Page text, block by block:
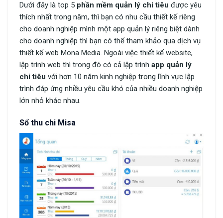
Dưới đây là top 5 phần mềm quản lý chi tiêu được yêu
thích nhất trong năm, thì bạn có nhu cầu thiết kế riêng
cho doanh nghiệp mình một app quản lý riêng biệt dành
cho doanh nghiệp thì bạn có thể tham khảo qua dịch vụ
thiết kế web Mona Media. Ngoài việc thiết kế website,
lập trình web thì trong đó có cả lập trình app quản lý
chi tiêu với hơn 10 năm kinh nghiệp trong lĩnh vực lập
trình đáp ứng nhiều yêu cầu khó của nhiều doanh nghiệp
lớn nhỏ khác nhau.
Sổ thu chi Misa